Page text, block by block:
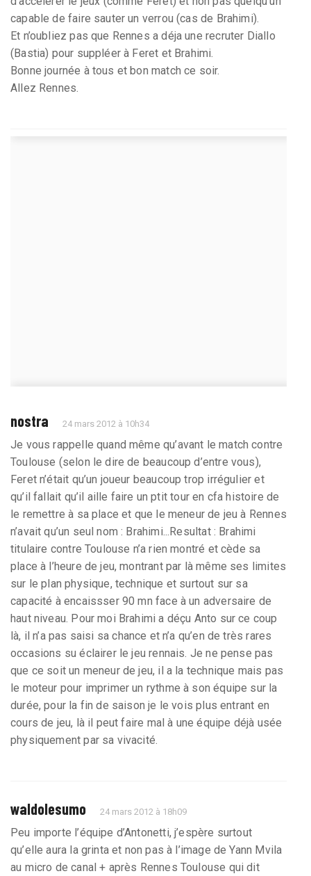
capable de faire sauter un verrou (cas de Brahimi).
Et n’oubliez pas que Rennes a déja une recruter Diallo
(Bastia) pour suppléer à Feret et Brahimi.
Bonne journée à tous et bon match ce soir.
Allez Rennes.
nostra 24 mars 2012 à 10h34
Je vous rappelle quand même qu’avant le match contre
Toulouse (selon le dire de beaucoup d’entre vous),
Feret n’était qu’un joueur beaucoup trop irrégulier et
qu’il fallait qu’il aille faire un ptit tour en cfa histoire de
le remettre à sa place et que le meneur de jeu à Rennes
n’avait qu’un seul nom : Brahimi...Resultat : Brahimi
titulaire contre Toulouse n’a rien montré et cède sa
place à l’heure de jeu, montrant par là même ses limites
sur le plan physique, technique et surtout sur sa
capacité à encaissser 90 mn face à un adversaire de
haut niveau. Pour moi Brahimi a déçu Anto sur ce coup
là, il n’a pas saisi sa chance et n’a qu’en de très rares
occasions su éclairer le jeu rennais. Je ne pense pas
que ce soit un meneur de jeu, il a la technique mais pas
le moteur pour imprimer un rythme à son équipe sur la
durée, pour la fin de saison je le vois plus entrant en
cours de jeu, là il peut faire mal à une équipe déjà usée
physiquement par sa vivacité.
waldolesumo 24 mars 2012 à 18h09
Peu importe l’équipe d’Antonetti, j’espère surtout
qu’elle aura la grinta et non pas à l’image de Yann Mvila
au micro de canal + après Rennes Toulouse qui dit